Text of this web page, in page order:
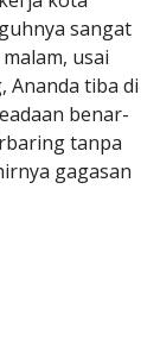
sangat
usai
Ananda tiba di
benar-
tanpa
gagasan